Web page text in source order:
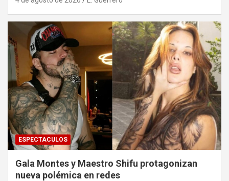
ESPECTACULOS
Gala Montes y Maestro Shifu protagonizan
nueva polémica en redes